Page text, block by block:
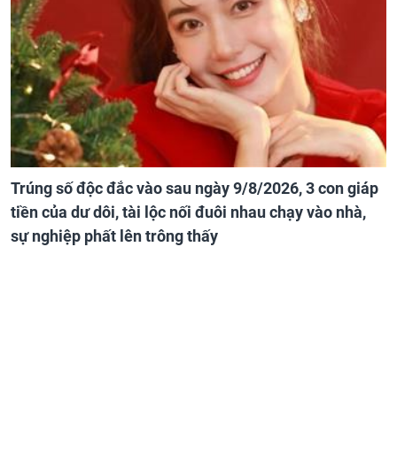
Trúng số độc đắc vào sau ngày 9/8/2026, 3 con giáp
tiền của dư dôi, tài lộc nối đuôi nhau chạy vào nhà,
sự nghiệp phất lên trông thấy